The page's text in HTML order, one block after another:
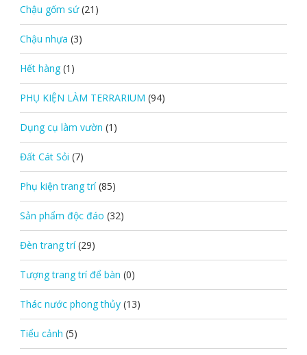
Chậu gốm sứ (21)
Chậu nhựa (3)
Hết hàng (1)
PHỤ KIỆN LÀM TERRARIUM (94)
Dụng cụ làm vườn (1)
Đất Cát Sỏi (7)
Phụ kiện trang trí (85)
Sản phẩm độc đáo (32)
Đèn trang trí (29)
Tượng trang trí để bàn (0)
Thác nước phong thủy (13)
Tiểu cảnh (5)